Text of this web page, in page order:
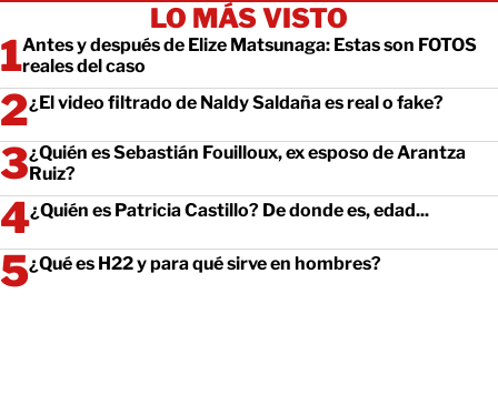
LO MÁS VISTO
Antes y después de Elize Matsunaga: Estas son FOTOS
reales del caso
¿El video filtrado de Naldy Saldaña es real o fake?
¿Quién es Sebastián Fouilloux, ex esposo de Arantza
Ruiz?
¿Quién es Patricia Castillo? De donde es, edad...
¿Qué es H22 y para qué sirve en hombres?